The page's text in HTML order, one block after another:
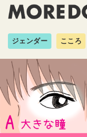
ジェンダー こころ